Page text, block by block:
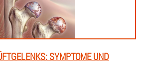
SYMPTOME UND